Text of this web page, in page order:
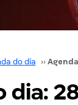
do dia ››
dia: